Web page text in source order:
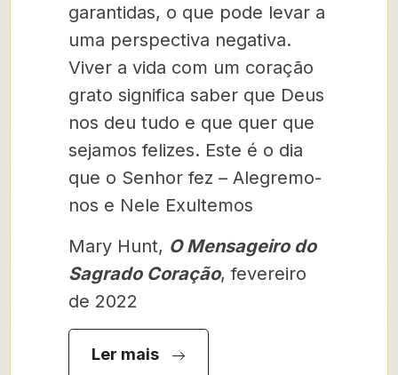
garantidas, o que pode levar a
uma perspectiva negativa.
Viver a vida com um coração
grato significa saber que Deus
nos deu tudo e que quer que
sejamos felizes. Este é o dia
que o Senhor fez – Alegremo-
nos e Nele Exultemos
Mary Hunt, O Mensageiro do
Sagrado Coração, fevereiro
de 2022
Ler mais